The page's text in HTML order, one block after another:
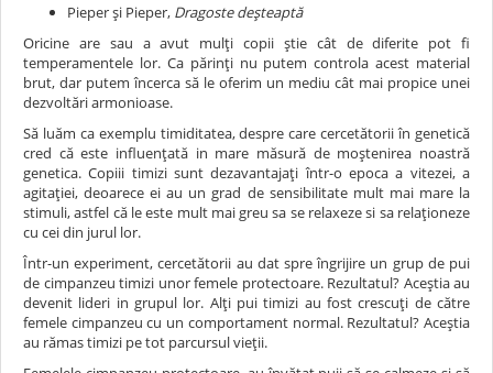
Pieper și Pieper, Dragoste deșteaptă
Oricine are sau a avut mulți copii știe cât de diferite pot fi
temperamentele lor. Ca părinți nu putem controla acest material
brut, dar putem încerca să le oferim un mediu cât mai propice unei
dezvoltări armonioase.
Să luăm ca exemplu timiditatea, despre care cercetătorii în genetică
cred că este influențată in mare măsură de moștenirea noastră
genetica. Copiii timizi sunt dezavantajați într-o epoca a vitezei, a
agitației, deoarece ei au un grad de sensibilitate mult mai mare la
stimuli, astfel că le este mult mai greu sa se relaxeze si sa relaționeze
cu cei din jurul lor.
Într-un experiment, cercetătorii au dat spre îngrijire un grup de pui
de cimpanzeu timizi unor femele protectoare. Rezultatul? Aceștia au
devenit lideri in grupul lor. Alți pui timizi au fost crescuți de către
femele cimpanzeu cu un comportament normal. Rezultatul? Aceștia
au rămas timizi pe tot parcursul vieții.